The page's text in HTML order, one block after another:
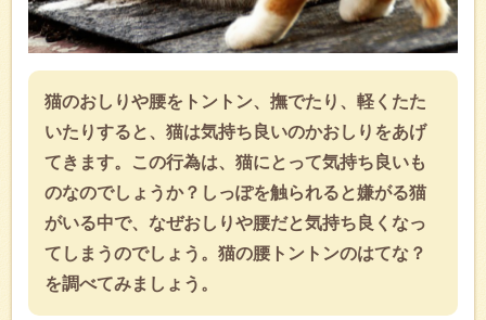
猫のおしりや腰をトントン、撫でたり、軽くたた
いたりすると、猫は気持ち良いのかおしりをあげ
てきます。この行為は、猫にとって気持ち良いも
のなのでしょうか？しっぽを触られると嫌がる猫
がいる中で、なぜおしりや腰だと気持ち良くなっ
てしまうのでしょう。猫の腰トントンのはてな？
を調べてみましょう。